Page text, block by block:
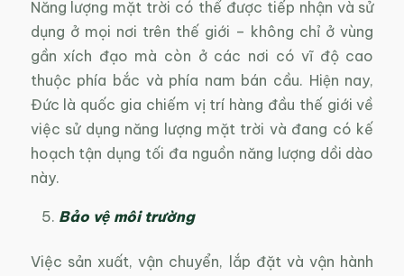
Năng lượng mặt trời có thể được tiếp nhận và sử
dụng ở mọi nơi trên thế giới – không chỉ ở vùng
gần xích đạo mà còn ở các nơi có vĩ độ cao
thuộc phía bắc và phía nam bán cầu. Hiện nay,
Đức là quốc gia chiếm vị trí hàng đầu thế giới về
việc sử dụng năng lượng mặt trời và đang có kế
hoạch tận dụng tối đa nguồn năng lượng dồi dào
này.
Bảo vệ môi trường
Việc sản xuất, vận chuyển, lắp đặt và vận hành